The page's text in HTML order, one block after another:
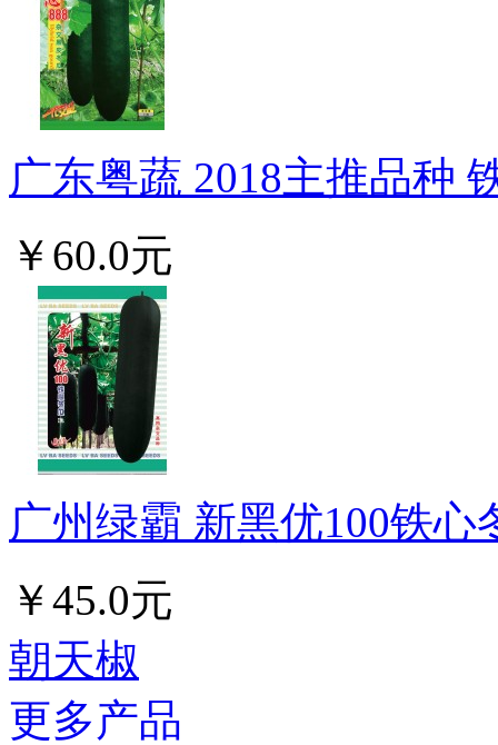
广东粤蔬 2018主推品种
￥60.0元
广州绿霸 新黑优100铁
￥45.0元
朝天椒
更多产品